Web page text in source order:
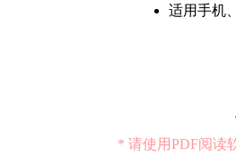
适用手机
* 请使用PDF阅读